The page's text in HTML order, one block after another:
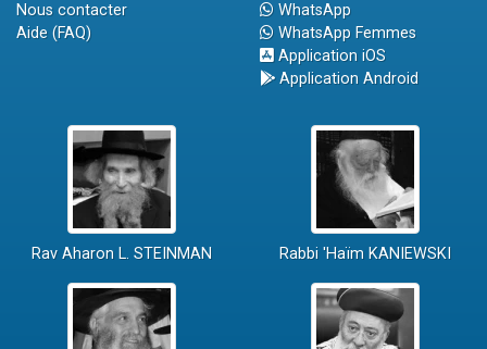
Nous contacter
Aide (FAQ)
WhatsApp
WhatsApp Femmes
Application iOS
Application Android
Rav Aharon L. STEINMAN Rabbi 'Haïm KANIEWSKI